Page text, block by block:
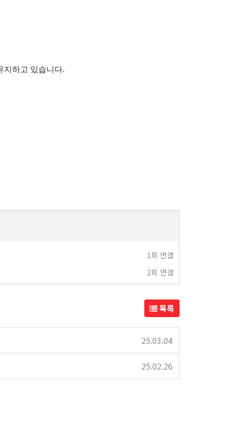
지하고 있습니다.
1회 연결
2회 연결
목록
25.03.04
25.02.26